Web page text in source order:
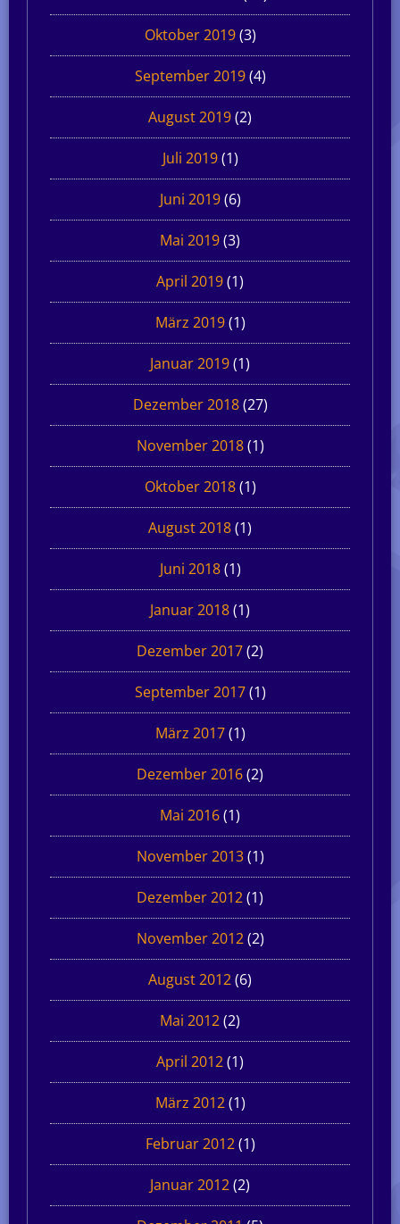
Oktober 2019(3)
September 2019(4)
August 2019(2)
Juli 2019(1)
Juni 2019(6)
Mai 2019(3)
April 2019(1)
März 2019(1)
Januar 2019(1)
Dezember 2018(27)
November 2018(1)
Oktober 2018(1)
August 2018(1)
Juni 2018(1)
Januar 2018(1)
Dezember 2017(2)
September 2017(1)
März 2017(1)
Dezember 2016(2)
Mai 2016(1)
November 2013(1)
Dezember 2012(1)
November 2012(2)
August 2012(6)
Mai 2012(2)
April 2012(1)
März 2012(1)
Februar 2012(1)
Januar 2012(2)